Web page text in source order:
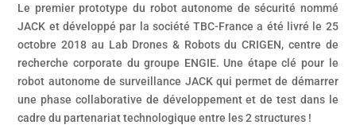
Le premier prototype du robot autonome de sécurité nommé
JACK et développé par la société TBC-France a été livré le 25
octobre 2018 au Lab Drones & Robots du CRIGEN, centre de
recherche corporate du groupe ENGIE. Une étape clé pour le
robot autonome de surveillance JACK qui permet de démarrer
une phase collaborative de développement et de test dans le
cadre du partenariat technologique entre les 2 structures !